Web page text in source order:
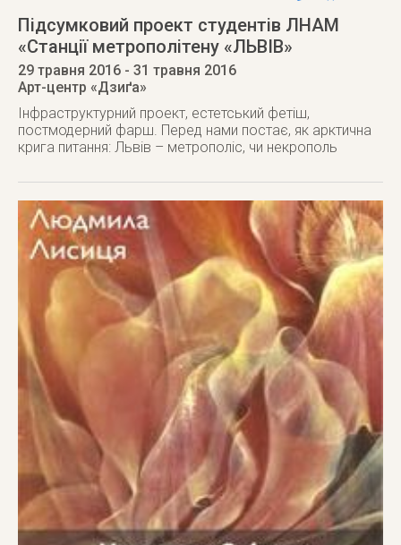
Підсумковий проект студентів ЛНАМ
«Станції метрополітену «ЛЬВІВ»
29 травня 2016 - 31 травня 2016
Арт-центр «Дзиґа»
Інфраструктурний проект, естетський фетіш,
постмодерний фарш. Перед нами постає, як арктична
крига питання: Львів – метрополіс, чи некрополь